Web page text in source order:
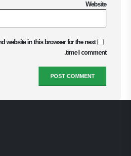
Website
website in this browser for the next
time I comment.